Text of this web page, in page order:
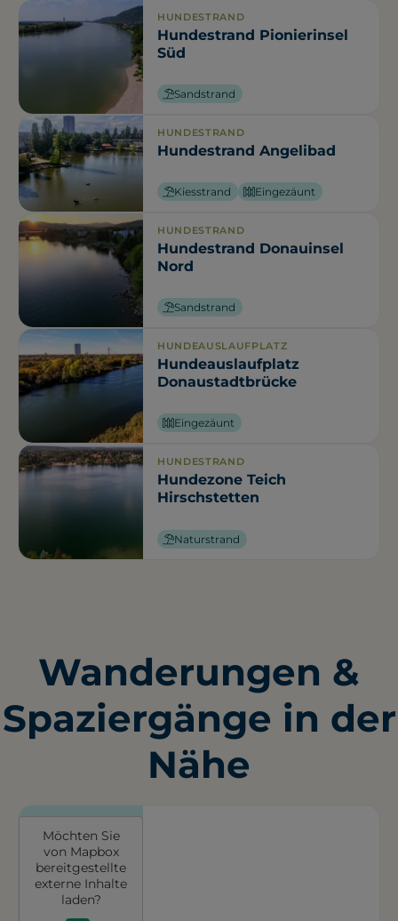
HUNDESTRAND
Hundestrand Pionierinsel
Süd
Sandstrand
HUNDESTRAND
Hundestrand Angelibad
Kiesstrand Eingezäunt
HUNDESTRAND
Hundestrand Donauinsel
Nord
Sandstrand
HUNDEAUSLAUFPLATZ
Hundeauslaufplatz
Donaustadtbrücke
Eingezäunt
HUNDESTRAND
Hundezone Teich
Hirschstetten
Naturstrand
Wanderungen &
Spaziergänge in der
Nähe
Möchten Sie
von Mapbox
bereitgestellte
externe Inhalte
laden?